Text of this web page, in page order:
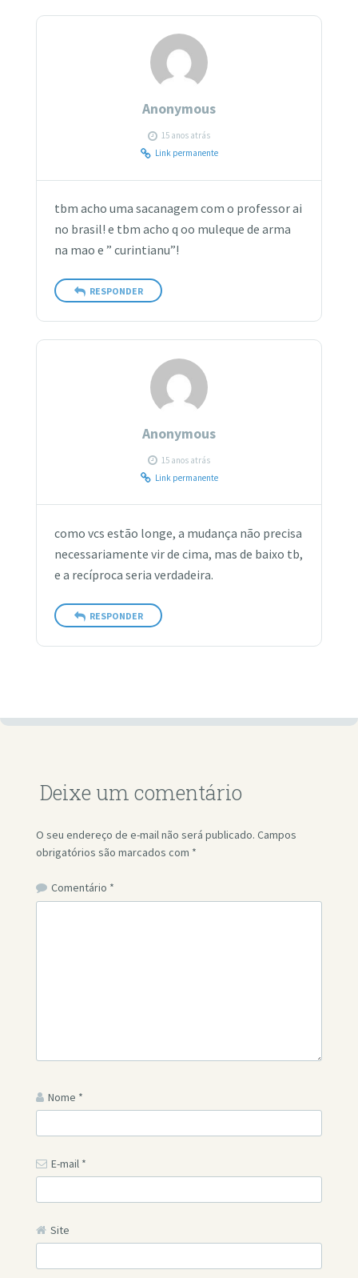
Anonymous
15 anos atrás
Link permanente
tbm acho uma sacanagem com o professor ai
no brasil! e tbm acho q oo muleque de arma
na mao e ” curintianu”!
RESPONDER
Anonymous
15 anos atrás
Link permanente
como vcs estão longe, a mudança não precisa
necessariamente vir de cima, mas de baixo tb,
e a recíproca seria verdadeira.
RESPONDER
Deixe um comentário
O seu endereço de e-mail não será publicado. Campos
obrigatórios são marcados com *
Comentário *
Nome *
E-mail *
Site